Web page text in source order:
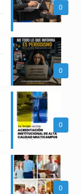
0
0
0
0